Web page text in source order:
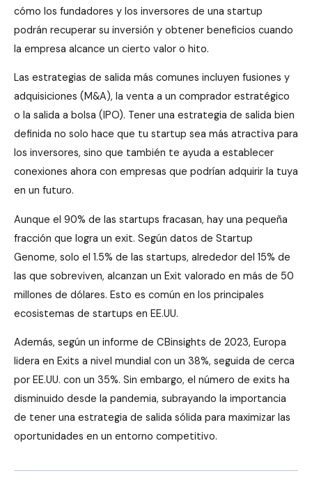
cómo los fundadores y los inversores de una startup
podrán recuperar su inversión y obtener beneficios cuando
la empresa alcance un cierto valor o hito.
Las estrategias de salida más comunes incluyen fusiones y
adquisiciones (M&A), la venta a un comprador estratégico
o la salida a bolsa (IPO). Tener una estrategia de salida bien
definida no solo hace que tu startup sea más atractiva para
los inversores, sino que también te ayuda a establecer
conexiones ahora con empresas que podrían adquirir la tuya
en un futuro.
Aunque el 90% de las startups fracasan, hay una pequeña
fracción que logra un exit. Según datos de Startup
Genome, solo el 1.5% de las startups, alrededor del 15% de
las que sobreviven, alcanzan un Exit valorado en más de 50
millones de dólares. Esto es común en los principales
ecosistemas de startups en EE.UU.
Además, según un informe de CBinsights de 2023, Europa
lidera en Exits a nivel mundial con un 38%, seguida de cerca
por EE.UU. con un 35%. Sin embargo, el número de exits ha
disminuido desde la pandemia, subrayando la importancia
de tener una estrategia de salida sólida para maximizar las
oportunidades en un entorno competitivo.